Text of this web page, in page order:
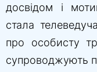
досвідом і
стала
про особисту
супроводжують